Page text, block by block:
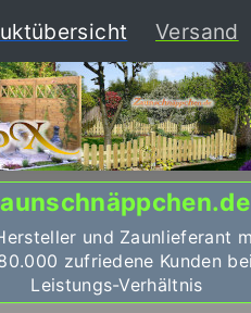
(current)
Versand
und Zaunlieferant
zufriedene Kunden
Leistungs-Verhältnis